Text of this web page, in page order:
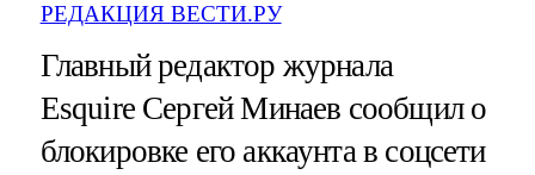
РЕДАКЦИЯ ВЕСТИ.РУ
Главный редактор журнала
Esquire Сергей Минаев сообщил о
блокировке его аккаунта в соцсети